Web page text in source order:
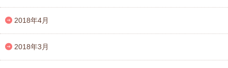
2018年4月
2018年3月